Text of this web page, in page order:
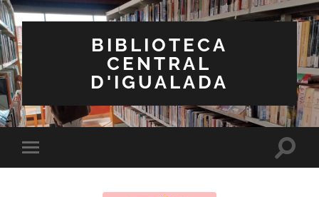
BIBLIOTECA
CENTRAL
D'IGUALADA
Toggle
mobile
Toggle